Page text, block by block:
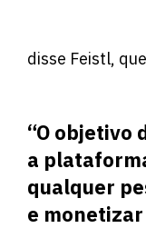
disse Feistl,
“O objetivo
a
qualquer
e